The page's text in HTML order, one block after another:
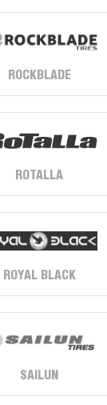
ROCKBLADE
ROTALLA
ROYAL BLACK
SAILUN